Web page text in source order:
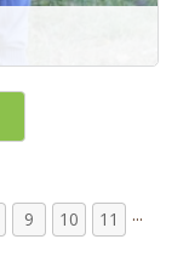
9 10 11
...